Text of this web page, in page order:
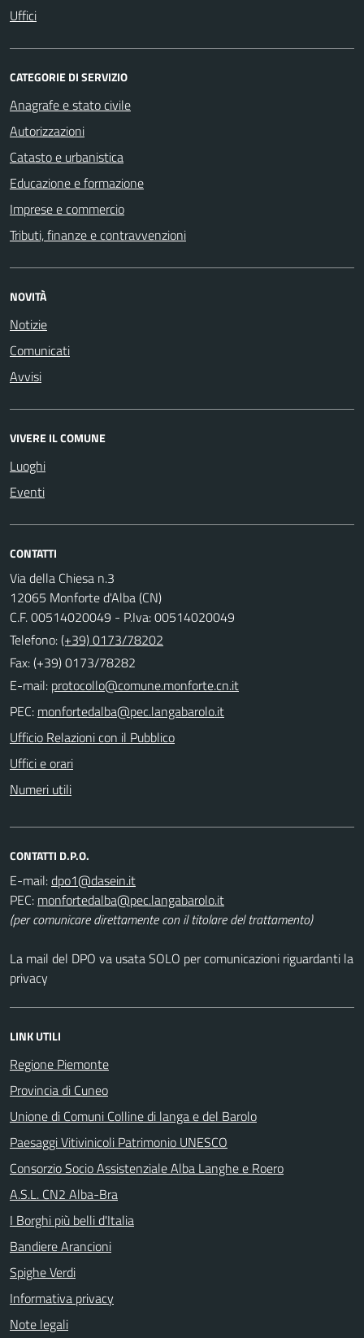
Uffici
CATEGORIE DI SERVIZIO
Anagrafe e stato civile
Autorizzazioni
Catasto e urbanistica
Educazione e formazione
Imprese e commercio
Tributi, finanze e contravvenzioni
NOVITÀ
Notizie
Comunicati
Avvisi
VIVERE IL COMUNE
Luoghi
Eventi
CONTATTI
Via della Chiesa n.3
12065 Monforte d'Alba (CN)
C.F. 00514020049 - P.Iva: 00514020049
Telefono:(+39) 0173/78202
Fax: (+39) 0173/78282
E-mail:
PEC:
Ufficio Relazioni con il Pubblico
Uffici e orari
Numeri utili
CONTATTI D.P.O.
E-mail:
PEC:
(per comunicare direttamente con il titolare del trattamento)
La mail del DPO va usata SOLO per comunicazioni riguardanti la
privacy
LINK UTILI
Regione Piemonte
Provincia di Cuneo
Unione di Comuni Colline di langa e del Barolo
Paesaggi Vitivinicoli Patrimonio UNESCO
Consorzio Socio Assistenziale Alba Langhe e Roero
A.S.L. CN2 Alba-Bra
I Borghi più belli d'Italia
Bandiere Arancioni
Spighe Verdi
Informativa privacy
Note legali